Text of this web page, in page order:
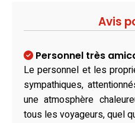
Avis
Personnel très
Le personnel et les
sympathiques,
une atmosphère
tous les voyageurs, quel